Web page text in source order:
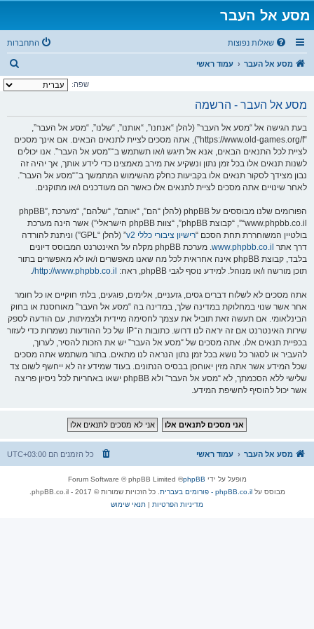
מסע אל העבר
שאלות נפוצות התחברות
מסע אל העבר עמוד ראשי
י
שפה:
מסע אל העבר - הרשמה
בעת הגישה אל “מסע אל העבר” (להלן “אנחנו”, “אותנו”, “שלנו”, “מסע אל העבר”,
“https://www.old-games.org/f”), אתה מסכים לציית לתנאים הבאים. אם אינך מסכים
לציית לכל התנאים הבאים, אנא אל תיגש ו/או תשתמש ב־“מסע אל העבר”. אנו יכולים
לשנות תנאים אלו בכל זמן נתון ונשקיע את מירב מאמצינו כדי לידע אותך, אך יהיה זה
נבון מצידך לסקור תנאים אלו בקביעות כחלק מהשימוש המתמשך ב־“מסע אל העבר”.
לאחר שינויים אתה מסכים לציית לתנאים אלו כאשר הם מעודכנים ו/או מתוקנים.
הפורומים שלנו מבוססים על phpBB (להלן “הם”, “אותם”, “שלהם”, “מערכת phpBB”,
“www.phpbb.co.il”, “קבוצת phpBB”, “צוות phpBB הישראלי”) אשר הינה מערכת
בולטיין המשוחררת תחת הסכם “רישיון ציבורי כללי v2
” (להלן “GPL”) וניתנת להורדה
דרך אתר www.phpbb.co.il
. מערכת phpBB מקלה על האינטרנט המבוסס דיונים
בלבד, קבוצת phpBB אינה אחראית לכל מה שאנו מאפשרים ו/או לא מאפשרים בתור
תוכן מורשה ו/או מנוהל. למידע נוסף לגבי phpBB, ראה:
http://www.phpbb.co.il/
.
אתה מסכים לא לשלוח דברים גסים, גזעניים, אלימים, פוגעים, בלתי חוקיים או כל חומר
אחר אשר שנוי במחלוקת במדינה שלך, במדינה בה “מסע אל העבר” מאוחסנת או בחוק
הבינלאומי. אם תעשה זאת תוביל את עצמך לחסימה מיידית ולצמיתות, עם הודעה לספק
שירות האינטרנט אם זה יראה לנו דרוש. כתובות ה־IP של כל ההודעות נשמרות כדי לעזור
בכפיית תנאים אלו. אתה מסכים של “מסע אל העבר” יש את הזכות להסיר, לערוך,
להעביר או לסגור כל נושא בכל זמן נתון הנראה לנו מתאים. בתור משתמש אתה מסכים
שכל המידע אשר אתה מזין יאוחסן בבסיס הנתונים. בעוד שמידע זה לא ייחשף לשום צד
שלישי ללא הסכמתך, לא “מסע אל העבר” ולא phpBB ישאו באחריות לכל ניסיון פריצה
אשר יכול להוסיף לחשיפת המידע.
מסע אל העבר עמוד ראשי כל הזמנים הם UTC+03:00
מופעל על ידי phpBB
® Forum Software © phpBB Limited
מבוסס עלphpBB.co.il - פורומים בעברית
. כל הזכויות שמורות © 2017 - phpBB.co.il.
מדיניות הפרטיות | תנאי שימוש